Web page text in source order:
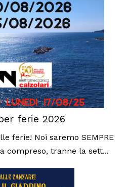
ferie 2026
ferie! Noi saremo SEMPRE
compreso, tranne la sett...